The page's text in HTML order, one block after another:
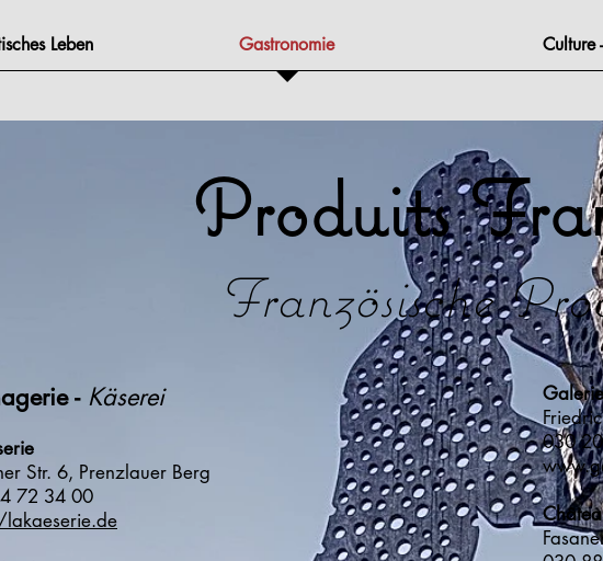
Leben Gastronomie Culture
Produits
Französische
-Käserei
Str. 6, Prenzlauer Berg
72 34 00
030